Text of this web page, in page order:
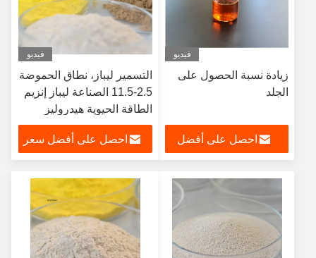
فيديو
زيادة نسبة الحصول على
الجلد
احصل على أفضل
فيديو
التسمير ليباز، نطاق الحموضة
2.5-11.5 الصناعة ليباز إنزيم
الطاقة الحيوية هيدروليز
الدهون في الجلد
احصل على أفضل سعر